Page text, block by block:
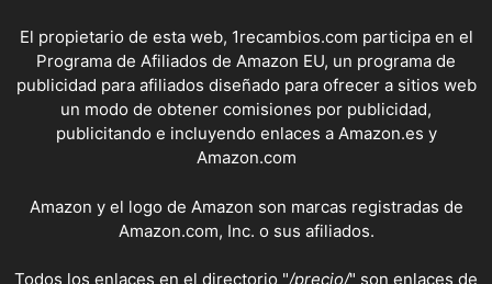
El propietario de esta web, 1recambios.com participa en el
Programa de Afiliados de Amazon EU, un programa de
publicidad para afiliados diseñado para ofrecer a sitios web
un modo de obtener comisiones por publicidad,
publicitando e incluyendo enlaces a Amazon.es y
Amazon.com
Amazon y el logo de Amazon son marcas registradas de
Amazon.com, Inc. o sus afiliados.
Todos los enlaces en el directorio "/precio/" son enlaces de